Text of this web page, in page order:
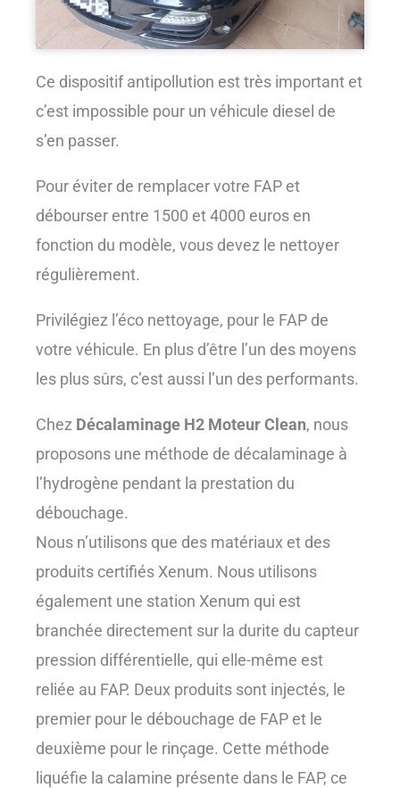
Ce dispositif antipollution est très important et
c’est impossible pour un véhicule diesel de
s’en passer.
Pour éviter de remplacer votre FAP et
débourser entre 1500 et 4000 euros en
fonction du modèle, vous devez le nettoyer
régulièrement.
Privilégiez l’éco nettoyage, pour le FAP de
votre véhicule. En plus d’être l’un des moyens
les plus sûrs, c’est aussi l’un des performants.
Chez Décalaminage H2 Moteur Clean, nous
proposons une méthode de décalaminage à
l’hydrogène pendant la prestation du
débouchage.
Nous n’utilisons que des matériaux et des
produits certifiés Xenum. Nous utilisons
également une station Xenum qui est
branchée directement sur la durite du capteur
pression différentielle, qui elle-même est
reliée au FAP. Deux produits sont injectés, le
premier pour le débouchage de FAP et le
deuxième pour le rinçage. Cette méthode
liquéfie la calamine présente dans le FAP, ce